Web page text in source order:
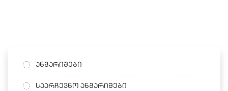
ანგარიშები
საარჩევნო ანგარიშები